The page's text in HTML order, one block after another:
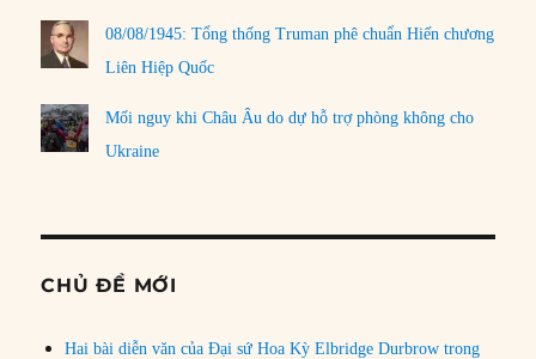
08/08/1945: Tổng thống Truman phê chuẩn Hiến chương
Liên Hiệp Quốc
Mối nguy khi Châu Âu do dự hỗ trợ phòng không cho
Ukraine
CHỦ ĐỀ MỚI
Hai bài diễn văn của Đại sứ Hoa Kỳ Elbridge Durbrow trong